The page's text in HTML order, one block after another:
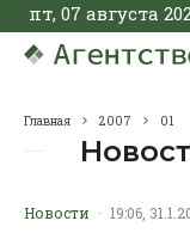
пт, 07 августа
Главная 2007 01
Новости · 19:06,